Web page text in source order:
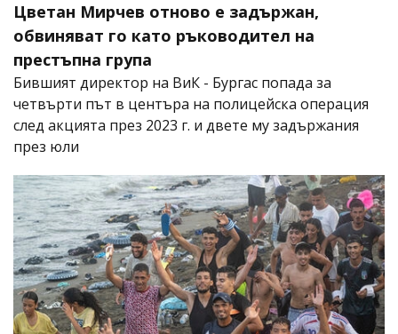
Цветан Мирчев отново е задържан,
обвиняват го като ръководител на
престъпна група
Бившият директор на ВиК - Бургас попада за
четвърти път в центъра на полицейска операция
след акцията през 2023 г. и двете му задържания
през юли